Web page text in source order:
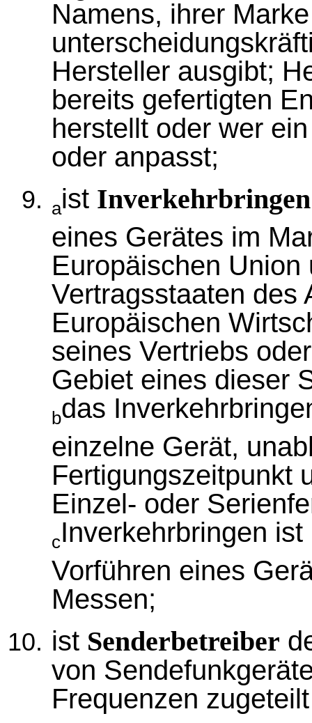
Namens, ihrer
Hersteller ausgibt;
bereits gefertigten
herstellt oder wer
oder anpasst;
aist Inverkehrbringen
eines Gerätes im
Europäischen
Vertragsstaaten des
Europäischen
seines Vertriebs
Gebiet eines dieser
bdas
einzelne Gerät,
Fertigungszeitpunkt
Einzel- oder
cInverkehrbringen
Vorführen eines
Messen;
ist Senderbetreiber
von
Frequenzen